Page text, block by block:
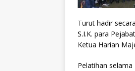
Turut hadir
S.I.K. para
Ketua Harian
Pelatihan